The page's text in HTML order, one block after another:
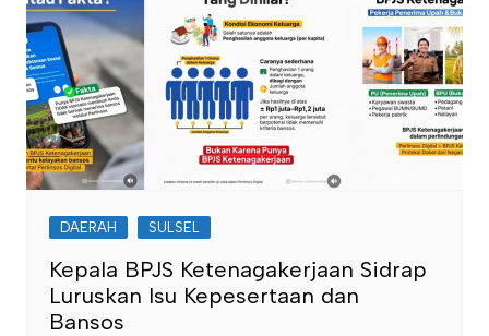
DAERAH SULSEL
Kepala BPJS Ketenagakerjaan Sidrap
Luruskan Isu Kepesertaan dan
Bansos